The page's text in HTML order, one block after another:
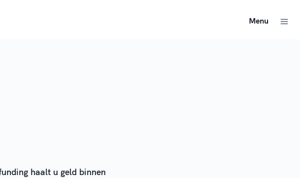
Menu
haalt u geld binnen